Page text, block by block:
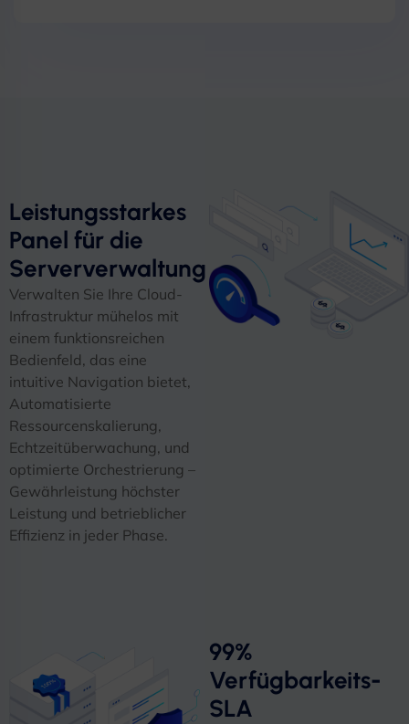
Leistungsstarkes
Panel für die
Serververwaltung
Verwalten Sie Ihre Cloud-
Infrastruktur mühelos mit
einem funktionsreichen
Bedienfeld, das eine
intuitive Navigation bietet,
Automatisierte
Ressourcenskalierung,
Echtzeitüberwachung, und
optimierte Orchestrierung –
Gewährleistung höchster
Leistung und betrieblicher
Effizienz in jeder Phase.
99%
Verfügbarkeits-
SLA